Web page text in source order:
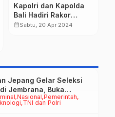
Kapolri dan Kapolda
Bali Hadiri Rakor
Penyelenggaraan
calendar_monthSabtu, 20 Apr 2024
Nasional Pemerintah
TNI dan Polri
Jepang Gelar Seleksi
Jembrana, Buka
bagi Calon PMI